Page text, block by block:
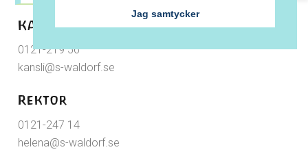
KANSLI
0121-219 56
kansli@s-waldorf.se
Rektor
0121-247 14
helena@s-waldorf.se
Jag samtycker